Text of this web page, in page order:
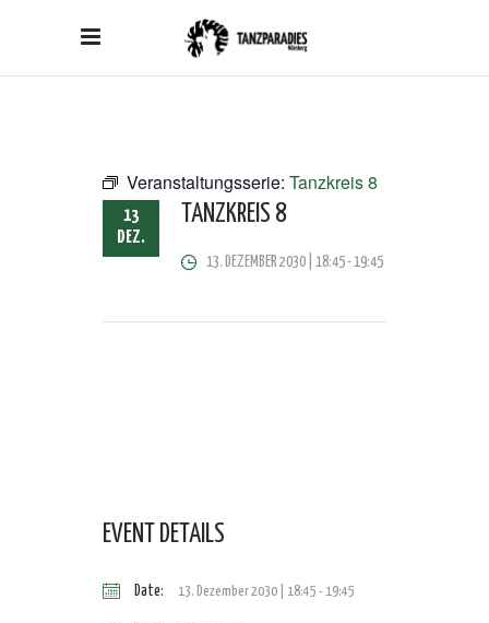
Veranstaltungsserie: Tanzkreis 8
13
DEZ.
TANZKREIS 8
13. DEZEMBER 2030 | 18:45-19:45
EVENT DETAILS
Date: 13. Dezember 2030 | 18:45 -19:45